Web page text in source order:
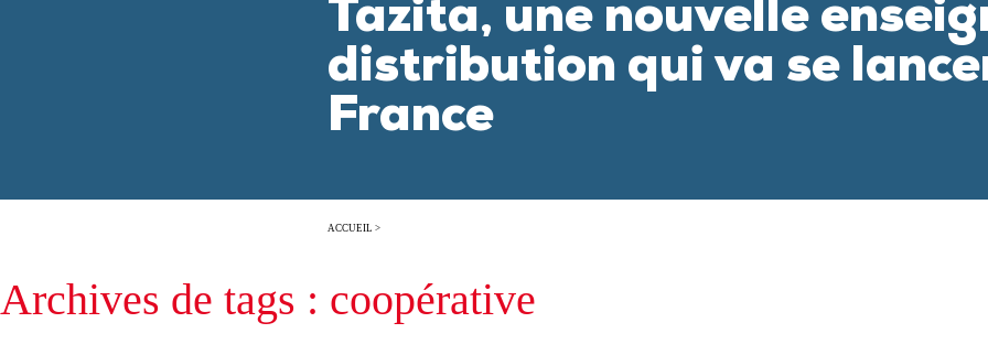
Tazita, une nouvelle
distribution qui va se
France
ACCUEIL >
Archives de tags : coopérative